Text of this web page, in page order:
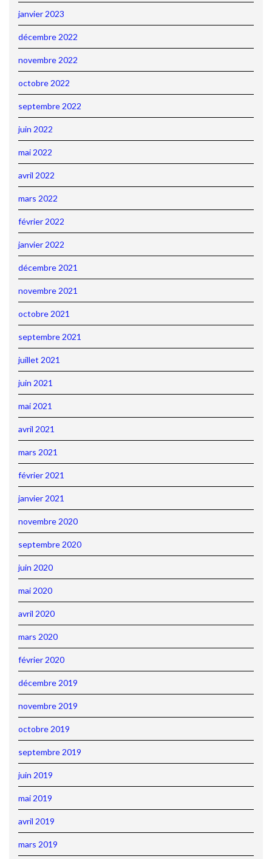
janvier 2023
décembre 2022
novembre 2022
octobre 2022
septembre 2022
juin 2022
mai 2022
avril 2022
mars 2022
février 2022
janvier 2022
décembre 2021
novembre 2021
octobre 2021
septembre 2021
juillet 2021
juin 2021
mai 2021
avril 2021
mars 2021
février 2021
janvier 2021
novembre 2020
septembre 2020
juin 2020
mai 2020
avril 2020
mars 2020
février 2020
décembre 2019
novembre 2019
octobre 2019
septembre 2019
juin 2019
mai 2019
avril 2019
mars 2019